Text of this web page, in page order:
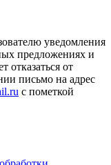
уведомления
предложениях и
отказаться от
письмо на адрес
с пометкой